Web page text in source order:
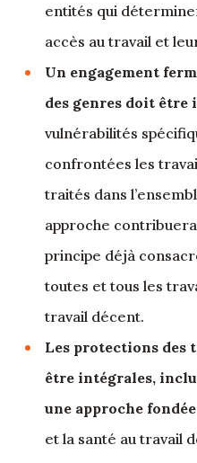
entités qui
accès au travail et
Un engagement
des genres doit être
vulnérabilités
confrontées les
traités dans
approche
principe déjà
toutes et tous les
travail décent.
Les protections des
être intégrales,
une approche
et la santé au travail